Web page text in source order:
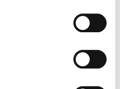
tua posizione
di qualche